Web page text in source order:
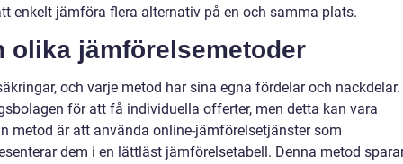
enkelt jämföra flera alternativ på en och samma plats.
olika jämförelsemetoder
och varje metod har sina egna fördelar och nackdelar.
för att få individuella offerter, men detta kan vara
metod är att använda online-jämförelsetjänster som
dem i en lättläst jämförelsetabell. Denna metod